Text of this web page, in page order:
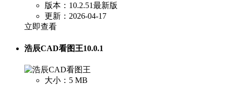
版本：10.2.51最新版
更新：2026-04-17
立即查看
浩辰CAD看图王10.0.1
大小：5 MB